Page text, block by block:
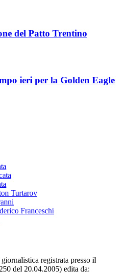
del Patto Trentino
ieri per la Golden Eagle
Turtarov
Franceschi
registrata presso il
del 20.04.2005) edita da: